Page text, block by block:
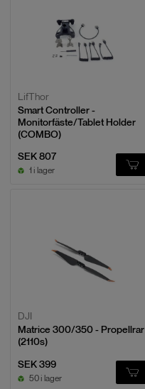
LifThor
Smart Controller -
Monitorfäste/Tablet Holder
(COMBO)
SEK 807
1 i lager
DJI
Matrice 300/350 - Propellrar
(2110s)
SEK 399
50 i lager